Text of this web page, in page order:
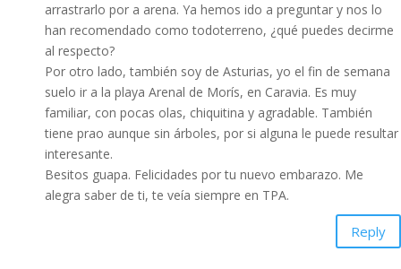
arrastrarlo por a arena. Ya hemos ido a preguntar y nos lo
han recomendado como todoterreno, ¿qué puedes decirme
al respecto?
Por otro lado, también soy de Asturias, yo el fin de semana
suelo ir a la playa Arenal de Morís, en Caravia. Es muy
familiar, con pocas olas, chiquitina y agradable. También
tiene prao aunque sin árboles, por si alguna le puede resultar
interesante.
Besitos guapa. Felicidades por tu nuevo embarazo. Me
alegra saber de ti, te veía siempre en TPA.
Reply